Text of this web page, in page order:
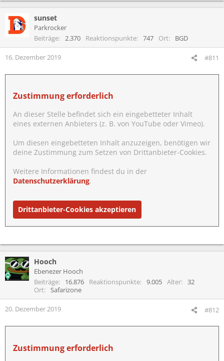
sunset
Parkrocker
Beiträge
2.370 Reaktionspunkte 747 Ort BGD
16. Dezember 2019 #811
Zustimmung erforderlich
An dieser Stelle befindet sich ein eingebetteter Inhalt
eines externen Anbieters (z. B. von YouTube oder Vimeo).
Um diesen eingebetteten Inhalt anzuzeigen, benötigen wir
deine Zustimmung zum Setzen von Drittanbieter-Cookies.
Weitere Informationen findest du in der
Datenschutzerklärung.
Drittanbieter-Cookies akzeptieren
Hooch
Ebenezer Hooch
Beiträge
16.876 Reaktionspunkte 9.005 Alter
32
Ort
Safarizone
20. Dezember 2019 #812
Zustimmung erforderlich